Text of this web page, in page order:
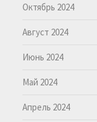
Октябрь 2024
Август 2024
Июнь 2024
Май 2024
Апрель 2024